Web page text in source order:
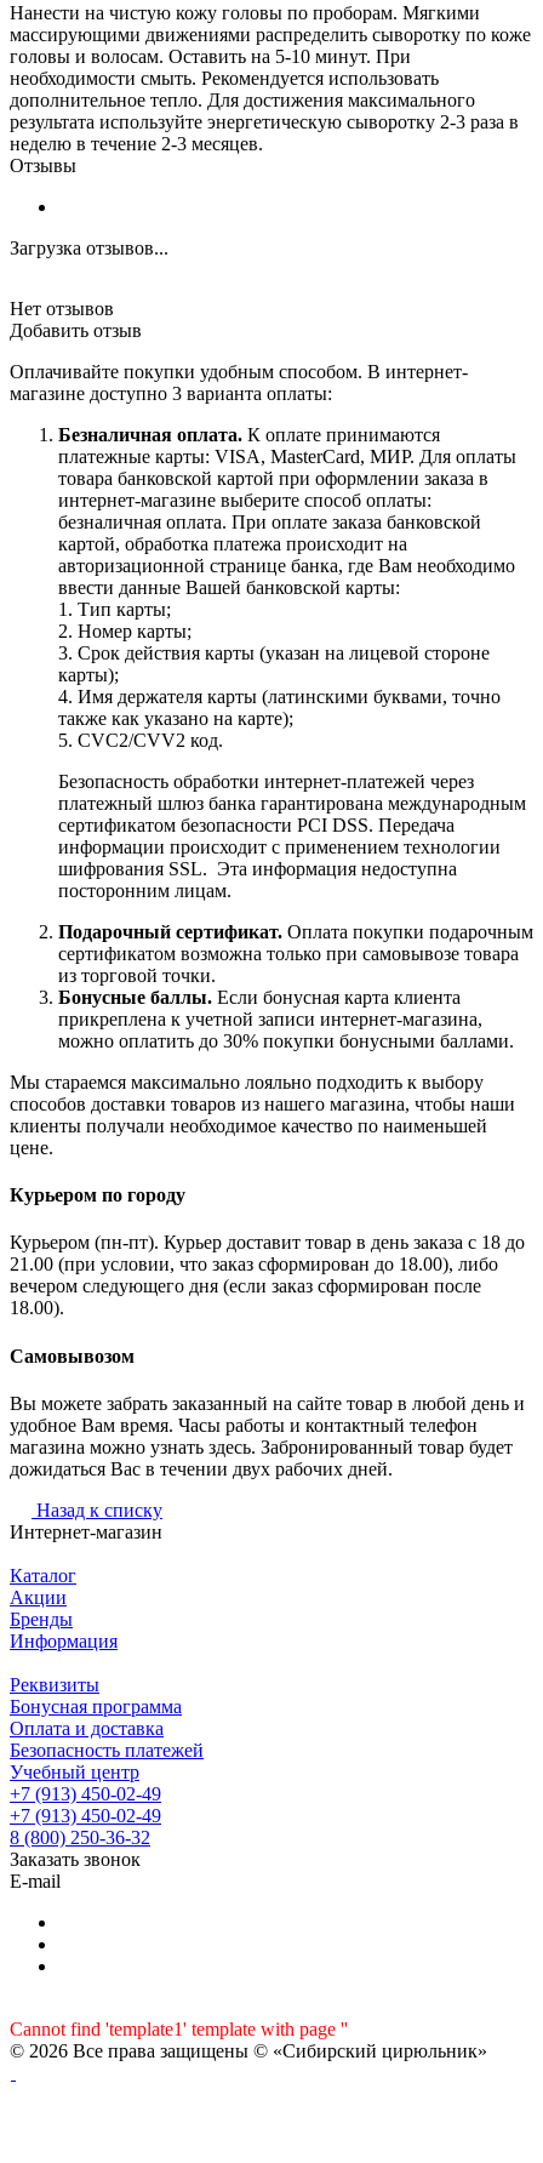
Нанести на чистую кожу головы по проборам. Мягкими
массирующими движениями распределить сыворотку по коже
головы и волосам. Оставить на 5-10 минут. При
необходимости смыть. Рекомендуется использовать
дополнительное тепло. Для достижения максимального
результата используйте энергетическую сыворотку 2-3 раза в
неделю в течение 2-3 месяцев.
Отзывы
Загрузка отзывов...
Нет отзывов
Добавить отзыв
Оплачивайте покупки удобным способом. В интернет-
магазине доступно 3 варианта оплаты:
Безналичная оплата. К оплате принимаются
платежные карты: VISA, MasterCard, МИР. Для оплаты
товара банковской картой при оформлении заказа в
интернет-магазине выберите способ оплаты:
безналичная оплата. При оплате заказа банковской
картой, обработка платежа происходит на
авторизационной странице банка, где Вам необходимо
ввести данные Вашей банковской карты:
1. Тип карты;
2. Номер карты;
3. Срок действия карты (указан на лицевой стороне
карты);
4. Имя держателя карты (латинскими буквами, точно
также как указано на карте);
5. CVC2/CVV2 код.
Безопасность обработки интернет-платежей через
платежный шлюз банка гарантирована международным
сертификатом безопасности PCI DSS. Передача
информации происходит с применением технологии
шифрования SSL. Эта информация недоступна
посторонним лицам.
Подарочный сертификат. Оплата покупки подарочным
сертификатом возможна только при самовывозе товара
из торговой точки.
Бонусные баллы. Если бонусная карта клиента
прикреплена к учетной записи интернет-магазина,
можно оплатить до 30% покупки бонусными баллами.
Мы стараемся максимально лояльно подходить к выбору
способов доставки товаров из нашего магазина, чтобы наши
клиенты получали необходимое качество по наименьшей
цене.
Курьером по городу
Курьером (пн-пт). Курьер доставит товар в день заказа с 18 до
21.00 (при условии, что заказ сформирован до 18.00), либо
вечером следующего дня (если заказ сформирован после
18.00).
Самовывозом
Вы можете забрать заказанный на сайте товар в любой день и
удобное Вам время. Часы работы и контактный телефон
магазина можно узнать здесь. Забронированный товар будет
дожидаться Вас в течении двух рабочих дней.
Назад к списку
Интернет-магазин
Каталог
Акции
Бренды
Информация
Реквизиты
Бонусная программа
Оплата и доставка
Безопасность платежей
Учебный центр
+7 (913) 450-02-49
+7 (913) 450-02-49
8 (800) 250-36-32
Заказать звонок
E-mail
Cannot find 'template1' template with page ''
© 2026 Все права защищены © «Сибирский цирюльник»